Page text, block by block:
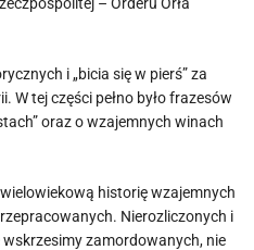
i „bicia się w pierś” za
W tej części pełno było frazesów
oraz o wzajemnych winach
historię wzajemnych
Nierozliczonych i
zamordowanych, nie